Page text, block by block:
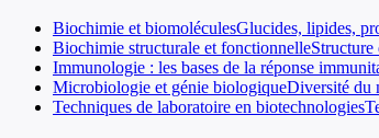
Biochimie et biomoléculesGlucides, lipides,
Biochimie structurale et fonctionnelleStructure
Immunologie : les bases de la réponse
Microbiologie et génie biologiqueDiversité du
Techniques de laboratoire en biotechnologies